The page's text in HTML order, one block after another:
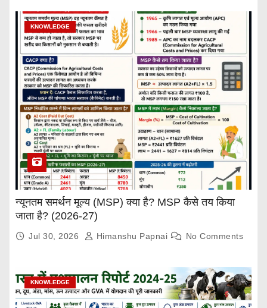
KNOWLEDGE
न्यूनतम समर्थन मूल्य (MSP) क्या है? MSP कैसे तय किया
जाता है? (2026-27)
Jul 30, 2026 Himanshu Papnai No Comments
KNOWLEDGE